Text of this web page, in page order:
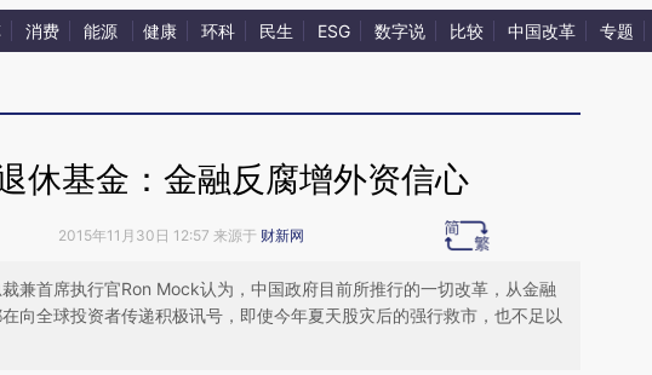
消费 能源 健康 环科 民生 ESG 数字说 比较 中国改革 专题
休基金：金融反腐增外资信心
2015年11月30日 12:57 来源于 财新网
兼首席执行官Ron Mock认为，中国政府目前所推行的一切改革，从金融
向全球投资者传递积极讯号，即使今年夏天股灾后的强行救市，也不足以